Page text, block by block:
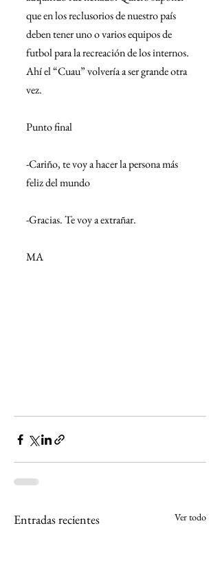
que en los reclusorios de nuestro país
deben tener uno o varios equipos de
futbol para la recreación de los internos.
Ahí el “Cuau” volvería a ser grande otra
vez.
Punto final
-Cariño, te voy a hacer la persona más
feliz del mundo
-Gracias. Te voy a extrañar.
MA
Entradas recientes Ver todo